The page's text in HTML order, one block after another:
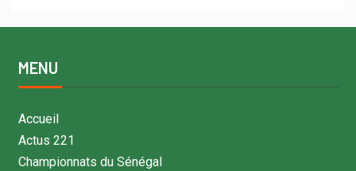
MENU
Accueil
Actus 221
Championnats du Sénégal